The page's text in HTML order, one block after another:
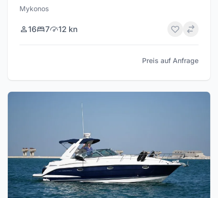
Mykonos
16 7 12 kn
Preis auf Anfrage